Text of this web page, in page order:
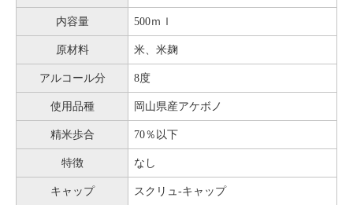
内容量 500ｍｌ
原材料 米、米麹
アルコール分 8度
使用品種 岡山県産アケボノ
精米歩合 70％以下
特徴 なし
キャップ スクリュ-キャップ